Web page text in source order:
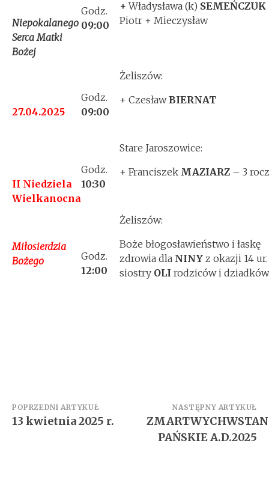
Niepokalanego
Serca Matki
Bożej
Godz.
09:00
+Władysława (k) SEMEŃCZUK
Piotr + Mieczysław
27.04.2025
II Niedziela
Wielkanocna
Miłosierdzia
Bożego
Godz.
09:00
Żeliszów:
+ CzesławBIERNAT
Godz.
10:30
Stare Jaroszowice:
+ Franciszek MAZIARZ – 3
Godz.
12:00
Żeliszów:
Boże błogosławieństwo i łaskę
zdrowia dla NINY z okazji 14
siostry OLI rodziców i
Zobacz
wpisy
POPRZEDNI ARTYKUŁ
13 kwietnia 2025 r.
NASTĘPNY ARTYKUŁ
PAŃSKIE A.D.2025